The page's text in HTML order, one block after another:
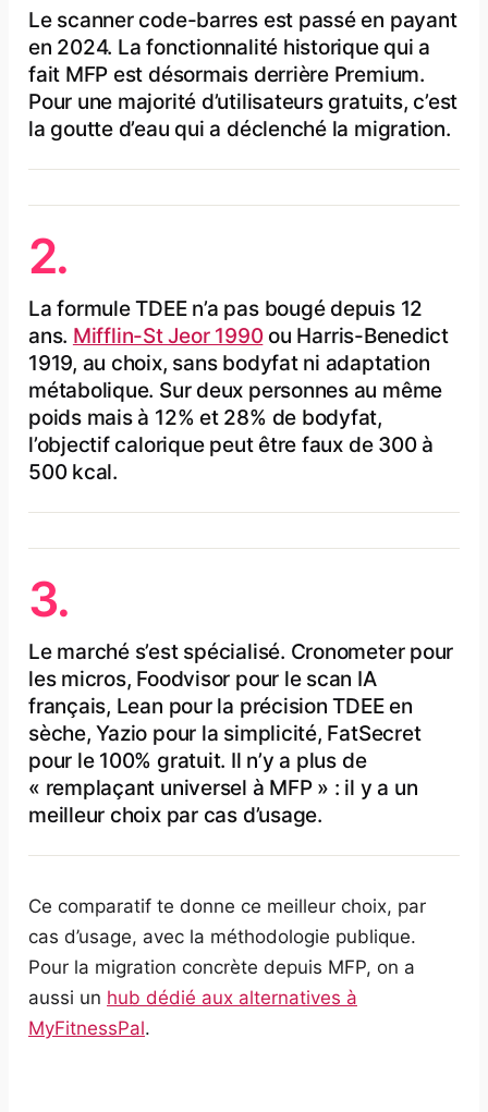
Le scanner code-barres est passé en payant
en 2024. La fonctionnalité historique qui a
fait MFP est désormais derrière Premium.
Pour une majorité d’utilisateurs gratuits, c’est
la goutte d’eau qui a déclenché la migration.
2.
La formule TDEE n’a pas bougé depuis 12
ans. Mifflin-St Jeor 1990ou Harris-Benedict
1919, au choix, sans bodyfat ni adaptation
métabolique. Sur deux personnes au même
poids mais à 12% et 28% de bodyfat,
l’objectif calorique peut être faux de 300 à
500 kcal.
3.
Le marché s’est spécialisé. Cronometer pour
les micros, Foodvisor pour le scan IA
français, Lean pour la précision TDEE en
sèche, Yazio pour la simplicité, FatSecret
pour le 100% gratuit. Il n’y a plus de
« remplaçant universel à MFP » : il y a un
meilleur choix par cas d’usage.
Ce comparatif te donne ce meilleur choix, par
cas d’usage, avec la méthodologie publique.
Pour la migration concrète depuis MFP, on a
aussi un hub dédié aux alternatives à
MyFitnessPal.